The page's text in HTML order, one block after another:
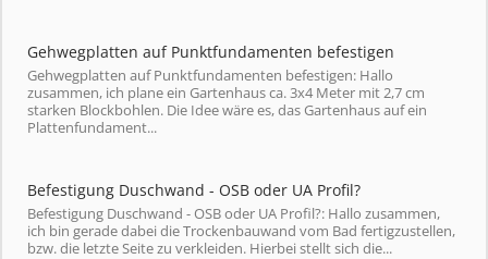
Gehwegplatten auf Punktfundamenten befestigen
Gehwegplatten auf Punktfundamenten befestigen: Hallo
zusammen, ich plane ein Gartenhaus ca. 3x4 Meter mit 2,7 cm
starken Blockbohlen. Die Idee wäre es, das Gartenhaus auf ein
Plattenfundament...
Befestigung Duschwand - OSB oder UA Profil?
Befestigung Duschwand - OSB oder UA Profil?: Hallo zusammen,
ich bin gerade dabei die Trockenbauwand vom Bad fertigzustellen,
bzw. die letzte Seite zu verkleiden. Hierbei stellt sich die...